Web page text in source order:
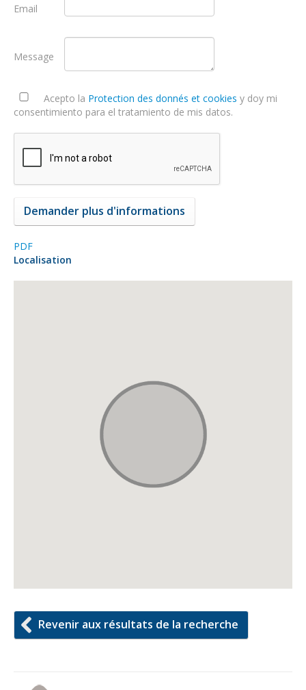
Email
Message
Acepto la Protection des donnés et cookies y doy mi
consentimiento para el tratamiento de mis datos.
PDF
Localisation
Revenir aux résultats de la recherche